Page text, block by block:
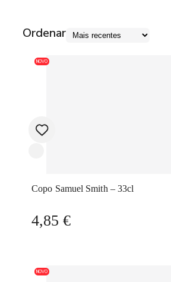
Ordenar
NOVO
Copo Samuel Smith – 33cl
4,85 €
NOVO